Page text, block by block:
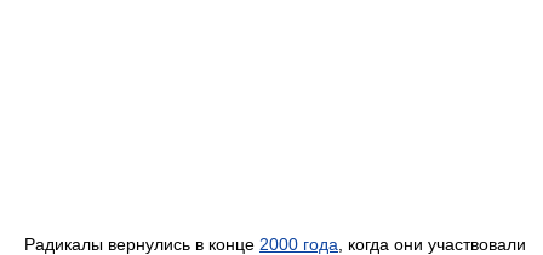
Радикалы вернулись в конце 2000 года , когда они участвовали